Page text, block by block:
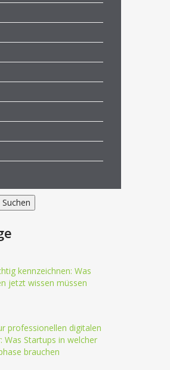
kennzeichnen: Was
jetzt wissen müssen
professionellen digitalen
Was Startups in welcher
brauchen